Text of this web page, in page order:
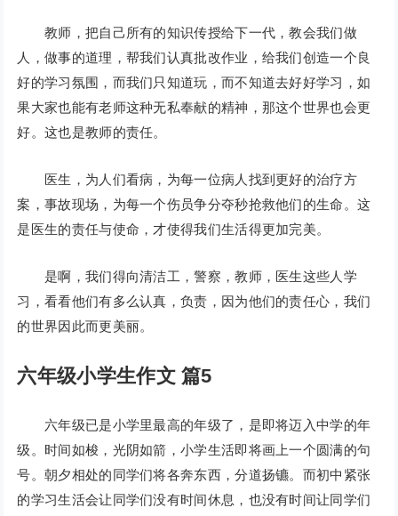
教师，把自己所有的知识传授给下一代，教会我们做
人，做事的道理，帮我们认真批改作业，给我们创造一个良
好的学习氛围，而我们只知道玩，而不知道去好好学习，如
果大家也能有老师这种无私奉献的精神，那这个世界也会更
好。这也是教师的责任。
医生，为人们看病，为每一位病人找到更好的治疗方
案，事故现场，为每一个伤员争分夺秒抢救他们的生命。这
是医生的责任与使命，才使得我们生活得更加完美。
是啊，我们得向清洁工，警察，教师，医生这些人学
习，看看他们有多么认真，负责，因为他们的责任心，我们
的世界因此而更美丽。
六年级小学生作文 篇5
六年级已是小学里最高的年级了，是即将迈入中学的年
级。时间如梭，光阴如箭，小学生活即将画上一个圆满的句
号。朝夕相处的同学们将各奔东西，分道扬镳。而初中紧张
的学习生活会让同学们没有时间休息，也没有时间让同学们